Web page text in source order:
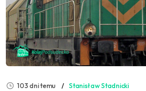
103 dni temu Stanisław Stadnicki